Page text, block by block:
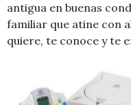
antigua en buenas
familiar que atine con
quiere, te conoce y te